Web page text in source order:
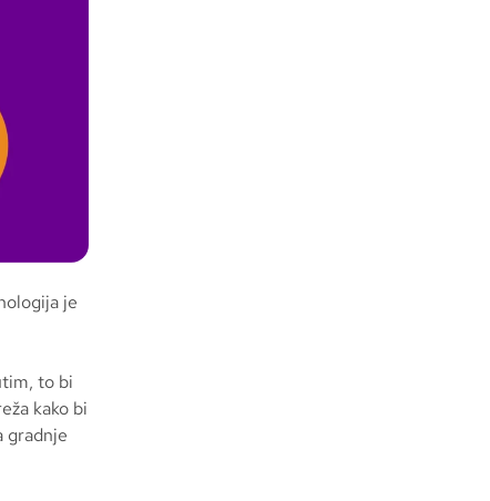
je
to bi
kako bi
gradnje